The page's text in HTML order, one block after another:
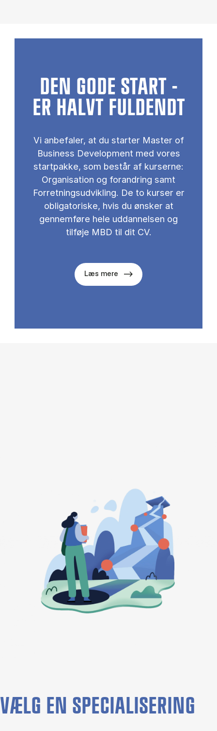
DEN GODE START -
ER HALVT FULDENDT
Vi anbefaler, at du starter Master of
Business Development med vores
startpakke, som består af kurserne:
Organisation og forandring samt
Forretningsudvikling. De to kurser er
obligatoriske, hvis du ønsker at
gennemføre hele uddannelsen og
tilføje MBD til dit CV.
Læs mere
VÆLG EN SPECIALISERING